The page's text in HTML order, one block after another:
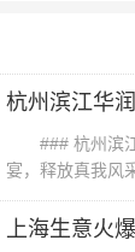
订包厢、选择
足顾客的需求
客在享受音乐
务应酬与娱
从外地赶来
会KTV进行
### 杭州滨江
宴，释放真我风
寻找一处能够放
得尤为重要。杭